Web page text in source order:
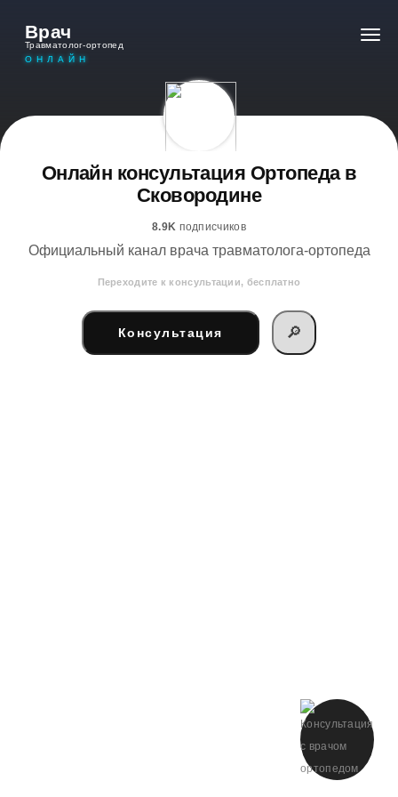
Врач
Травматолог-ортопед
ОНЛАЙН
Онлайн консультация Ортопеда в
Сковородине
8.9K подписчиков
Официальный канал врача травматолога-ортопеда
Переходите к консультации, бесплатно
Консультация 🔎